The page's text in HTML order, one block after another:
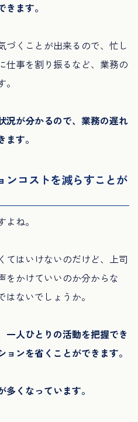
ます。
づくことが出来るので、忙し
仕事を割り振るなど、業務の
況が分かるので、業務の遅れ
す。
ンコストを減らすことが
ね。
てはいけないのだけど、上司
をかけていいのか分からな
ないでしょうか。
一人ひとりの活動を把握でき
ンを省くことができます。
くなっています。